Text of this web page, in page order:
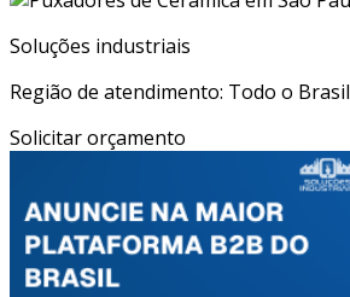
Soluções industriais
Região de atendimento: Todo o Brasil
Solicitar orçamento